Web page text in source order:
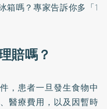
箱嗎？專家告訴你多「1
賠嗎？
，患者一旦發生食物中
醫療費用，以及因暫時